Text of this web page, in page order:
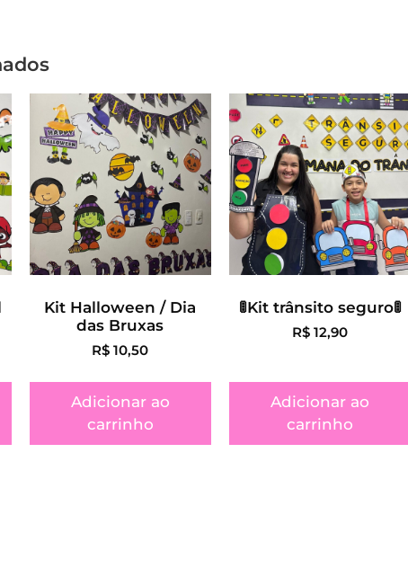
Kit Halloween / Dia
das Bruxas
R$ 10,50
Adicionar ao
carrinho
🚦Kit trânsito seguro🚦
R$ 12,90
Adicionar ao
carrinho